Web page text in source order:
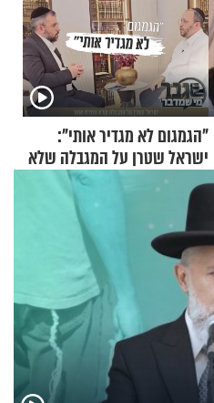
"הגמגום לא מגדיר אותי":
ישראל שטרן על המגבלה שלא
עוצרת אותו